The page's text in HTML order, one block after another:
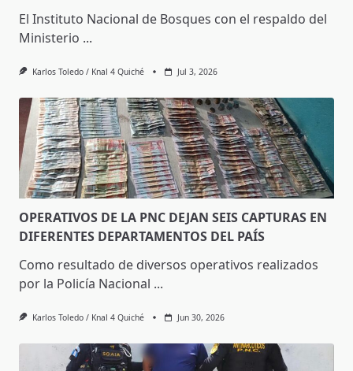
El Instituto Nacional de Bosques con el respaldo del
Ministerio ...
Karlos Toledo / Knal 4 Quiché Jul 3, 2026
OPERATIVOS DE LA PNC DEJAN SEIS CAPTURAS EN
DIFERENTES DEPARTAMENTOS DEL PAÍS
Como resultado de diversos operativos realizados
por la Policía Nacional ...
Karlos Toledo / Knal 4 Quiché Jun 30, 2026